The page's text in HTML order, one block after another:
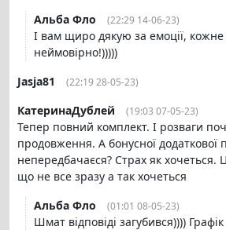
Альба Фло (22:29 14-06-23)
І вам щиро дякую за емоції,
неймовірно!)))))
Jasja81
(22:19 28-05-23)
КатеринаДублей (19:03 07-05-23)
Тепер повний комплект. І розваги
продовження. А бонусної додаткової
непередбачаєся? Страх як хочеться.
що не все зразу а так хочеться
Альба Фло
(01:01 08-05-23)
Шмат відповіді загубився))))